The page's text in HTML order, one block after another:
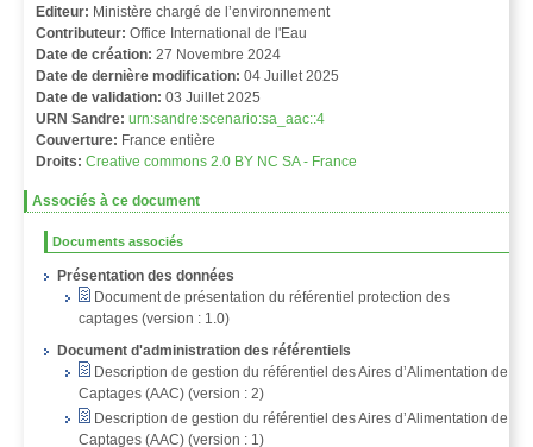
Editeur: Ministère chargé de l’environnement
Contributeur: Office International de l'Eau
Date de création: 27 Novembre 2024
Date de dernière modification: 04 Juillet 2025
Date de validation: 03 Juillet 2025
URN Sandre: urn:sandre:scenario:sa_aac::4
Couverture: France entière
Droits: Creative commons 2.0 BY NC SA - France
Associés à ce document
Documents associés
Présentation des données
Document de présentation du référentiel protection des
captages (version : 1.0)
Document d'administration des référentiels
Description de gestion du référentiel des Aires d’Alimentation de
Captages (AAC) (version : 2)
Description de gestion du référentiel des Aires d’Alimentation de
Captages (AAC) (version : 1)